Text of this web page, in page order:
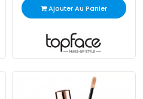
Ajouter Au Panier